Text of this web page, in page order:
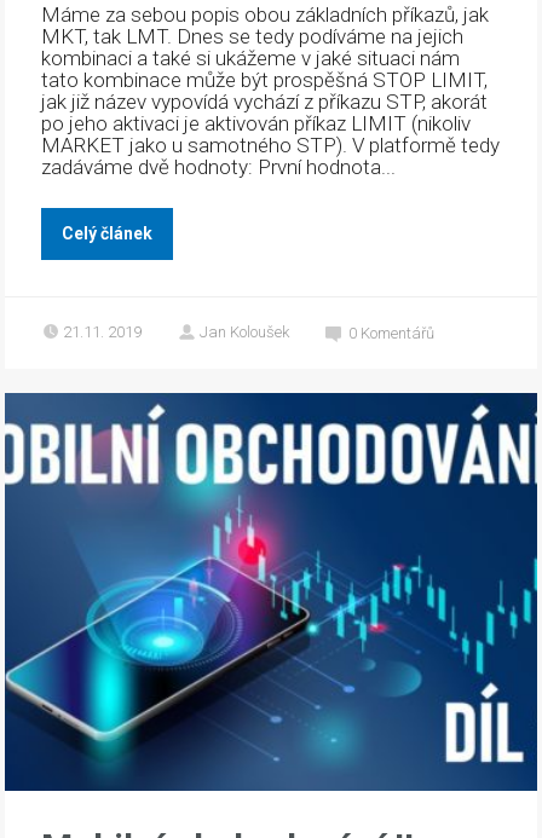
Máme za sebou popis obou základních příkazů, jak
MKT, tak LMT. Dnes se tedy podíváme na jejich
kombinaci a také si ukážeme v jaké situaci nám
tato kombinace může být prospěšná STOP LIMIT,
jak již název vypovídá vychází z příkazu STP, akorát
po jeho aktivaci je aktivován příkaz LIMIT (nikoliv
MARKET jako u samotného STP). V platformě tedy
zadáváme dvě hodnoty: První hodnota...
Celý článek
21.11. 2019 Jan Koloušek 0 Komentářů